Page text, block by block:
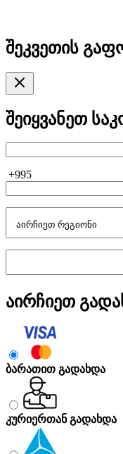
შეკვეთის
შეიყვანეთ
+995
აირჩიეთ
ბარათით გადახდა
კურიერთან გადახდა